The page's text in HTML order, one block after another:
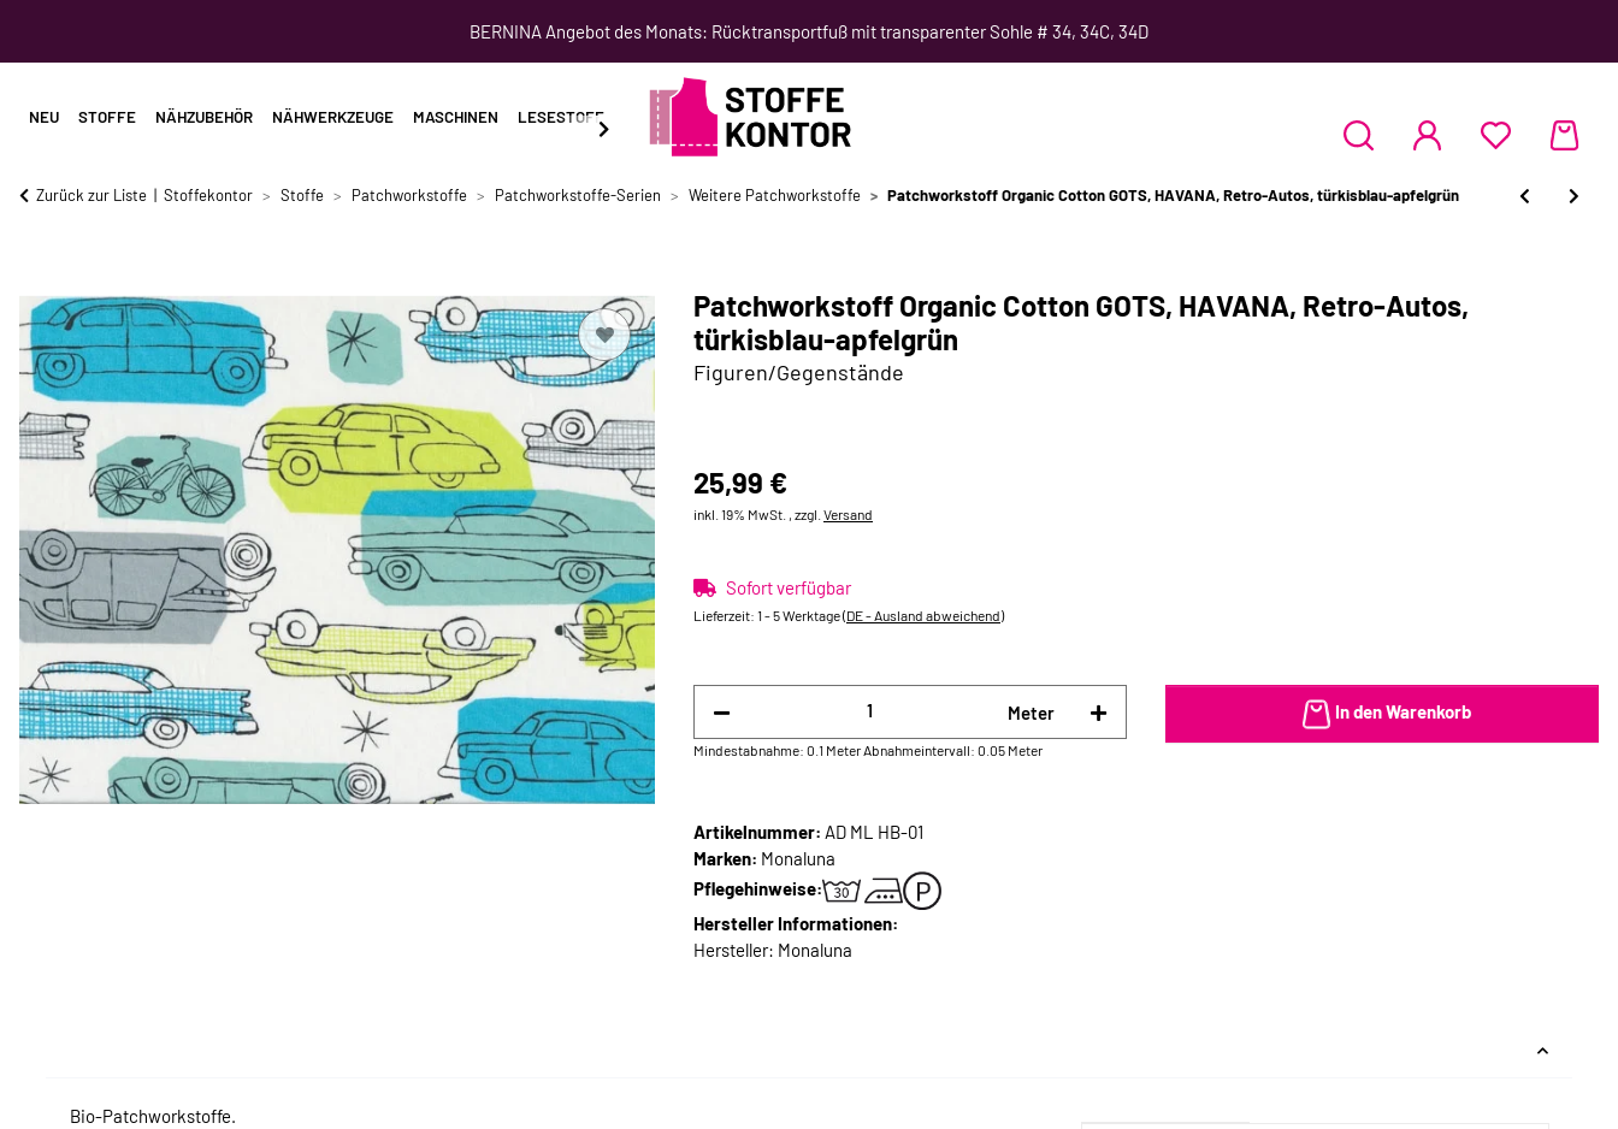
BERNINA Angebot des Monats: Rücktransportfuß mit transparenter Sohle # 34, 34C, 34D
NEU STOFFE NÄHZUBEHÖR NÄHWERKZEUGE MASCHINEN LESESTOFF SCHNITTMUSTER NÄHKURSE
Zurück zur Liste Stoffekontor Stoffe Patchworkstoffe Patchworkstoffe-Serien Weitere Patchworkstoffe Patchworkstoff Organic Cotton GOTS, HAVANA, Retro-Autos, türkisblau-apfelgrün
Patchworkstoff Organic Cotton GOTS, HAVANA, Retro-Autos,
türkisblau-apfelgrün
Figuren/Gegenstände
25,99 €
inkl. 19% MwSt. , zzgl. Versand
Sofort verfügbar
Lieferzeit: 1 - 5 Werktage(DE - Ausland abweichend)
Meter
Mindestabnahme: 0.1 MeterAbnahmeintervall: 0.05 Meter
In den Warenkorb
Artikelnummer: AD ML HB-01
Marken: Monaluna
Pflegehinweise:
Hersteller Informationen:
Hersteller: Monaluna
Bio-Patchworkstoffe.